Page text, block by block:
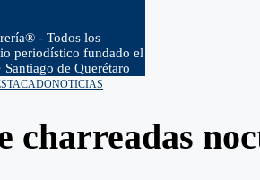
- Todos los
periodístico fundado el
de Querétaro
NOTICIAS
charreadas